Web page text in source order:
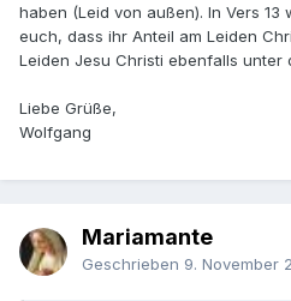
haben (Leid von außen). In Vers
euch, dass ihr Anteil am Leiden
Leiden Jesu Christi ebenfalls unter
Liebe Grüße,
Wolfgang
Mariamante
Geschrieben 9. November